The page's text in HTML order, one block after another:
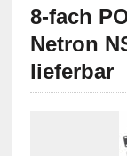
8-fach
Netron
lieferbar